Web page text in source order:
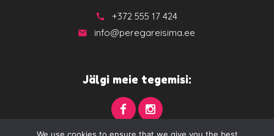
call +372 555 17 424
email info@peregareisima.ee
Jälgi meie tegemisi: